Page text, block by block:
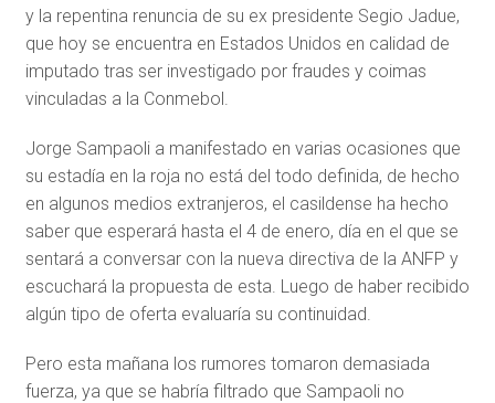
y la repentina renuncia de su ex presidente Segio Jadue,
que hoy se encuentra en Estados Unidos en calidad de
imputado tras ser investigado por fraudes y coimas
vinculadas a la Conmebol.
Jorge Sampaoli a manifestado en varias ocasiones que
su estadía en la roja no está del todo definida, de hecho
en algunos medios extranjeros, el casildense ha hecho
saber que esperará hasta el 4 de enero, día en el que se
sentará a conversar con la nueva directiva de la ANFP y
escuchará la propuesta de esta. Luego de haber recibido
algún tipo de oferta evaluaría su continuidad.
Pero esta mañana los rumores tomaron demasiada
fuerza, ya que se habría filtrado que Sampaoli no